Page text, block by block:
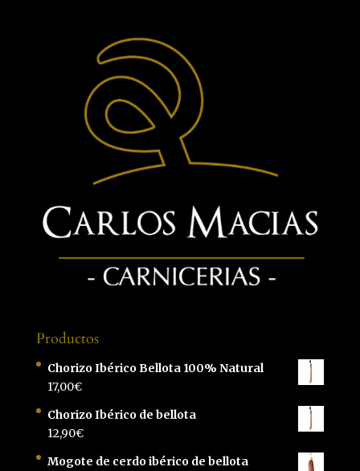
Productos
Chorizo Ibérico Bellota 100% Natural
17,00€
Chorizo Ibérico de bellota
12,90€
Mogote de cerdo ibérico de bellota